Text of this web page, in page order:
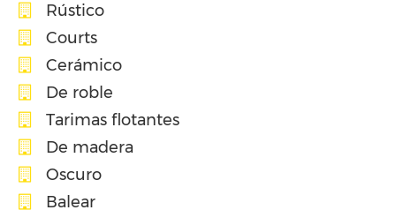
Rústico
Courts
Cerámico
De roble
Tarimas flotantes
De madera
Oscuro
Balear